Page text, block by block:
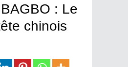
: Le
chinois